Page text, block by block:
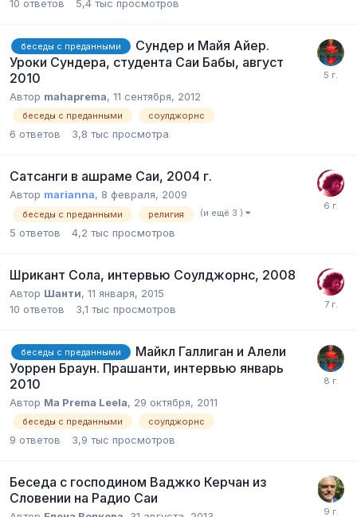
10 ответов 5,4 тыс просмотров
беседы с преданными
Сундер и Майя Айер.
Уроки Сундера, студента Саи Бабы, август
2010
Автор mahaprema, 11 сентября, 2012
беседы с преданными соулджорнс
6 ответов 3,8 тыс просмотра
Сатсанги в ашраме Саи, 2004 г.
Автор marianna, 8 февраля, 2009
беседы с преданными религия (и ещё 3 )
5 ответов 4,2 тыс просмотров
Шрикант Сола, интервью Соулджорнс, 2008
Автор Шанти, 11 января, 2015
10 ответов 3,1 тыс просмотров
беседы с преданными
Майкл Галлиган и Алели
Уоррен Браун. Прашанти, интервью январь
2010
Автор Ma Prema Leela, 29 октября, 2011
беседы с преданными соулджорнс
9 ответов 3,9 тыс просмотров
Беседа с господином Ваджко Керчан из
Словении на Радио Саи